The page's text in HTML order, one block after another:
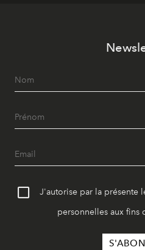
J'autorise par la présente
personnelles aux fins